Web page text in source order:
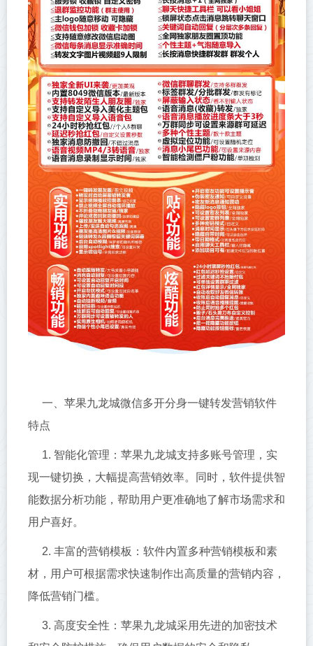
一、苹果九龙城微信多开分身一键转发营销软件
特点
1. 智能化管理：苹果九龙城支持多账号管理，实
现一键切换，大幅提高营销效率。同时，软件提供智
能数据分析功能，帮助用户更准确地了解市场需求和
用户喜好。
2. 丰富的营销模板：软件内置多种营销模板和素
材，用户可根据需求快速制作出高质量的营销内容，
降低营销门槛。
3. 高度安全性：苹果九龙城采用先进的加密技术